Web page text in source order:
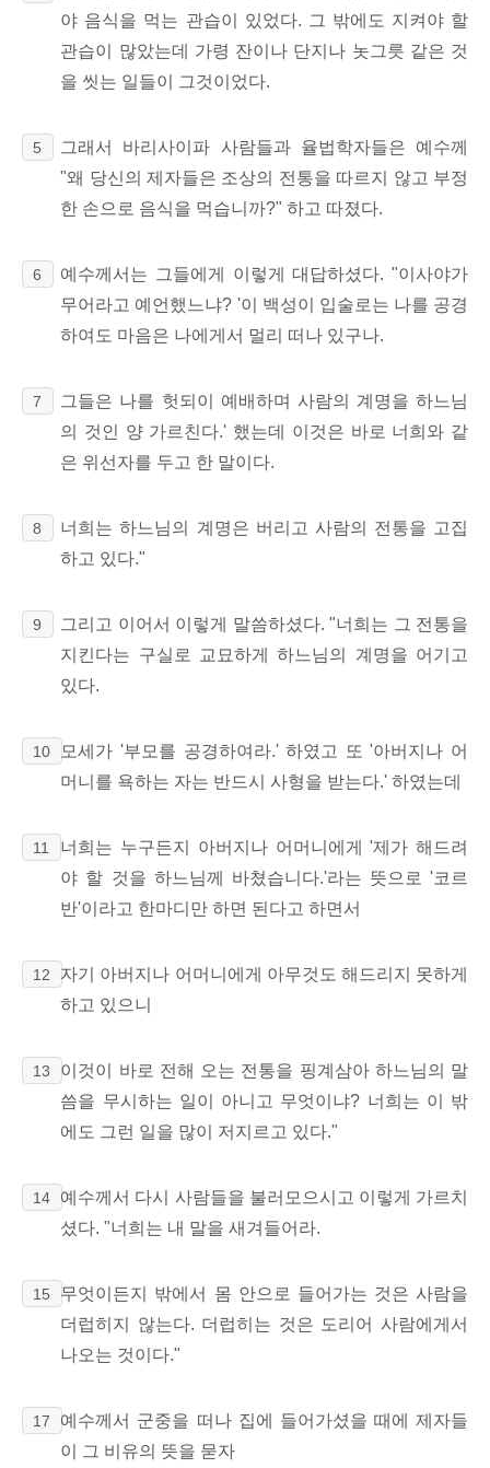
야 음식을 먹는 관습이 있었다. 그 밖에도 지켜야 할
관습이 많았는데 가령 잔이나 단지나 놋그릇 같은 것
을 씻는 일들이 그것이었다.
5
그래서 바리사이파 사람들과 율법학자들은 예수께
"왜 당신의 제자들은 조상의 전통을 따르지 않고 부정
한 손으로 음식을 먹습니까?" 하고 따졌다.
6
예수께서는 그들에게 이렇게 대답하셨다. "이사야가
무어라고 예언했느냐? '이 백성이 입술로는 나를 공경
하여도 마음은 나에게서 멀리 떠나 있구나.
7
그들은 나를 헛되이 예배하며 사람의 계명을 하느님
의 것인 양 가르친다.' 했는데 이것은 바로 너희와 같
은 위선자를 두고 한 말이다.
8
너희는 하느님의 계명은 버리고 사람의 전통을 고집
하고 있다."
9
그리고 이어서 이렇게 말씀하셨다. "너희는 그 전통을
지킨다는 구실로 교묘하게 하느님의 계명을 어기고
있다.
10
모세가 '부모를 공경하여라.' 하였고 또 '아버지나 어
머니를 욕하는 자는 반드시 사형을 받는다.' 하였는데
11
너희는 누구든지 아버지나 어머니에게 '제가 해드려
야 할 것을 하느님께 바쳤습니다.'라는 뜻으로 '코르
반'이라고 한마디만 하면 된다고 하면서
12
자기 아버지나 어머니에게 아무것도 해드리지 못하게
하고 있으니
13
이것이 바로 전해 오는 전통을 핑계삼아 하느님의 말
씀을 무시하는 일이 아니고 무엇이냐? 너희는 이 밖
에도 그런 일을 많이 저지르고 있다."
14
예수께서 다시 사람들을 불러모으시고 이렇게 가르치
셨다. "너희는 내 말을 새겨들어라.
15
무엇이든지 밖에서 몸 안으로 들어가는 것은 사람을
더럽히지 않는다. 더럽히는 것은 도리어 사람에게서
나오는 것이다."
17
예수께서 군중을 떠나 집에 들어가셨을 때에 제자들
이 그 비유의 뜻을 묻자